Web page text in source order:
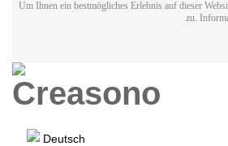
Um Ihnen ein bestmögliches Erlebnis auf dieser
zu.
Deutsch